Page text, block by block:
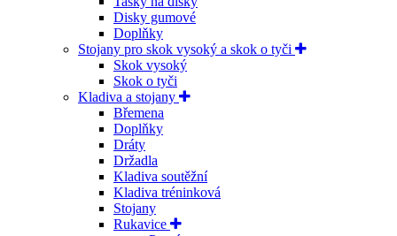
Disky gumové
Doplňky
Stojany pro skok vysoký a skok o tyči
Skok vysoký
Skok o tyči
Kladiva a stojany
Břemena
Doplňky
Dráty
Držadla
Kladiva soutěžní
Kladiva tréninková
Stojany
Rukavice